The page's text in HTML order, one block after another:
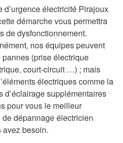
électricité Pirajoux
démarche vous permettra
de dysfonctionnement.
nos équipes peuvent
(prise électrique
court-circuit …) ; mais
électriques comme la
d’éclairage supplémentaires
pour vous le meilleur
dépannage électricien
avez besoin.